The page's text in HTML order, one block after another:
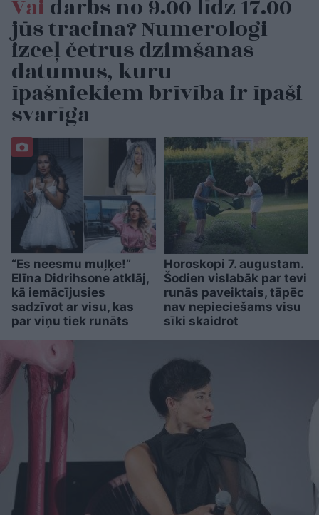
Vaidarbs no 9.00 līdz 17.00
jūs tracina? Numerologi
izceļ četrus dzimšanas
datumus, kuru
īpašniekiem brīvība ir īpaši
svarīga
“Es neesmu muļķe!”
Elīna Didrihsone atklāj,
kā iemācījusies
sadzīvot ar visu, kas
par viņu tiek runāts
Horoskopi 7. augustam.
Šodien vislabāk par tevi
runās paveiktais, tāpēc
nav nepieciešams visu
sīki skaidrot